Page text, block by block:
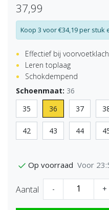
37,99
Koop 3 voor €34,19 per stuk
Effectief bij
Leren toplaag
Schokdempend
Schoenmaat: 36
35
36 37
42 43 44
Op voorraad Voor
Aantal - +